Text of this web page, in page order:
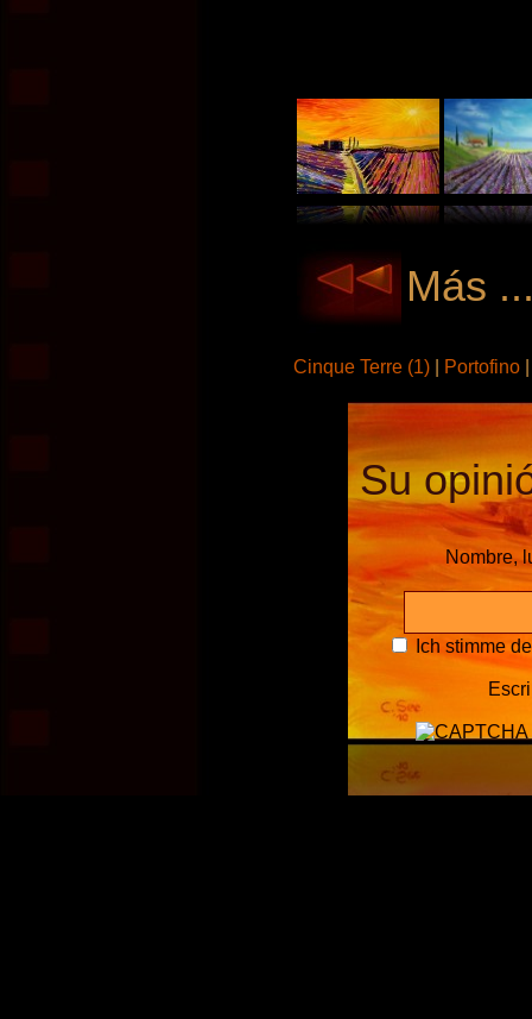
Más
Cinque Terre (1) Portofino
Su
Nombre,
Ich stimme